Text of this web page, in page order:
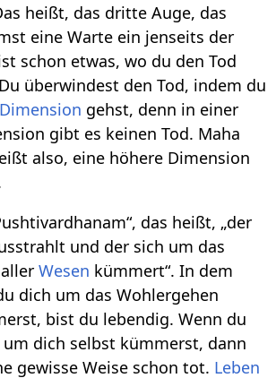
heißt, das dritte Auge, das
eine Warte ein jenseits der
schon etwas, wo du den Tod
überwindest den Tod, indem du
Dimension gehst, denn in einer
gibt es keinen Tod. Maha
also, eine höhere Dimension
das heißt, „der
und der sich um das
allerWesen kümmert“. In dem
dich um das Wohlergehen
bist du lebendig. Wenn du
dich selbst kümmerst, dann
gewisse Weise schon tot. Leben